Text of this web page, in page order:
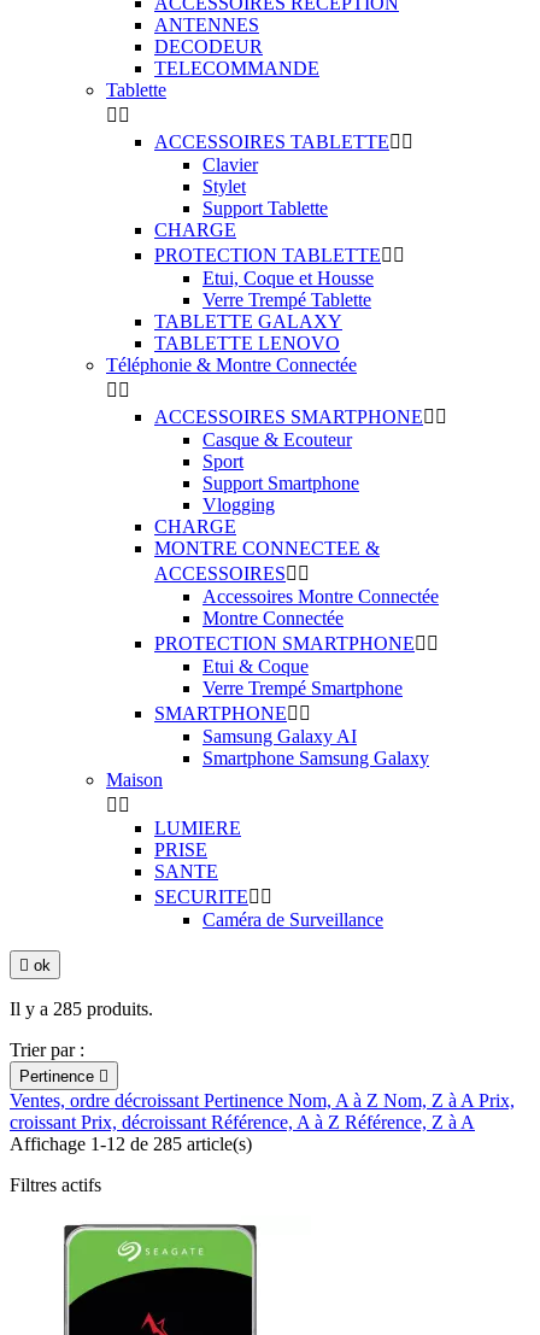
ANTENNES
DECODEUR
TELECOMMANDE
Tablette
 
ACCESSOIRES TABLETTE 
Clavier
Stylet
Support Tablette
CHARGE
PROTECTION TABLETTE 
Etui, Coque et Housse
Verre Trempé Tablette
TABLETTE GALAXY
TABLETTE LENOVO
Téléphonie & Montre Connectée
 
ACCESSOIRES SMARTPHONE 
Casque & Ecouteur
Sport
Support Smartphone
Vlogging
CHARGE
MONTRE CONNECTEE &
ACCESSOIRES 
Accessoires Montre Connectée
Montre Connectée
PROTECTION SMARTPHONE 
Etui & Coque
Verre Trempé Smartphone
SMARTPHONE 
Samsung Galaxy AI
Smartphone Samsung Galaxy
Maison
 
LUMIERE
PRISE
SANTE
SECURITE 
Caméra de Surveillance
 ok
Il y a 285 produits.
Trier par :
Pertinence 
Ventes, ordre décroissant Pertinence Nom, A à Z Nom, Z à A Prix,
croissant Prix, décroissant Référence, A à Z Référence, Z à A
Affichage 1-12 de 285 article(s)
Filtres actifs